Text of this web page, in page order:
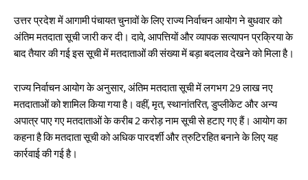
उत्तर प्रदेश में आगामी पंचायत चुनावों के लिए राज्य निर्वाचन आयोग ने बुधवार को
अंतिम मतदाता सूची जारी कर दी। दावे, आपत्तियों और व्यापक सत्यापन प्रक्रिया के
बाद तैयार की गई इस सूची में मतदाताओं की संख्या में बड़ा बदलाव देखने को मिला है।
राज्य निर्वाचन आयोग के अनुसार, अंतिम मतदाता सूची में लगभग 29 लाख नए
मतदाताओं को शामिल किया गया है। वहीं, मृत, स्थानांतरित, डुप्लीकेट और अन्य
अपात्र पाए गए मतदाताओं के करीब 2 करोड़ नाम सूची से हटाए गए हैं। आयोग का
कहना है कि मतदाता सूची को अधिक पारदर्शी और त्रुटिरहित बनाने के लिए यह
कार्रवाई की गई है।